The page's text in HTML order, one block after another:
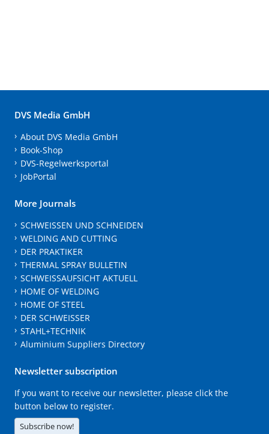
DVS Media GmbH
About DVS Media GmbH
Book-Shop
DVS-Regelwerksportal
JobPortal
More Journals
SCHWEISSEN UND SCHNEIDEN
WELDING AND CUTTING
DER PRAKTIKER
THERMAL SPRAY BULLETIN
SCHWEISSAUFSICHT AKTUELL
HOME OF WELDING
HOME OF STEEL
DER SCHWEISSER
STAHL+TECHNIK
Aluminium Suppliers Directory
Newsletter subscription
If you want to receive our newsletter, please click the
button below to register.
Subscribe now!